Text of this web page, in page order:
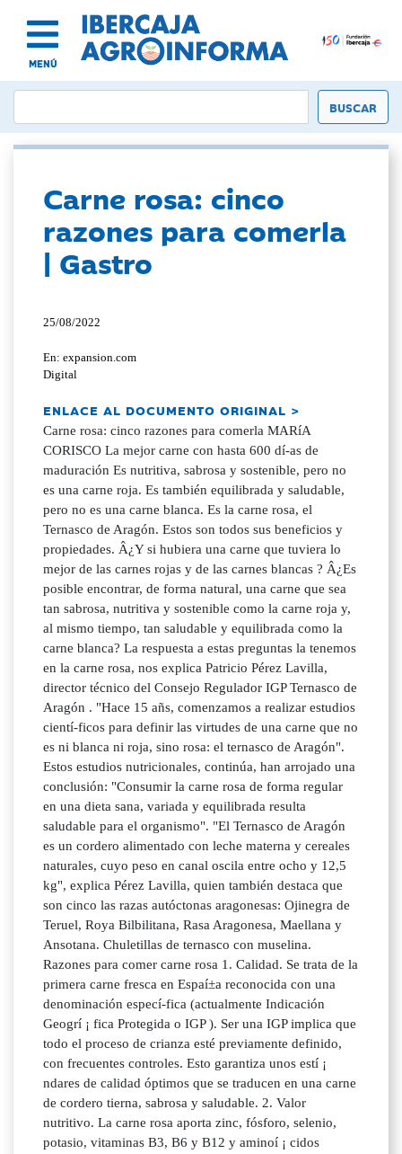
MENÚ
Carne rosa: cinco
razones para comerla
| Gastro
25/08/2022
En: expansion.com
Digital
ENLACE AL DOCUMENTO ORIGINAL >
Carne rosa: cinco razones para comerla MARíA
CORISCO La mejor carne con hasta 600 dí-as de
maduración Es nutritiva, sabrosa y sostenible, pero no
es una carne roja. Es también equilibrada y saludable,
pero no es una carne blanca. Es la carne rosa, el
Ternasco de Aragón. Estos son todos sus beneficios y
propiedades. Â¿Y si hubiera una carne que tuviera lo
mejor de las carnes rojas y de las carnes blancas ? Â¿Es
posible encontrar, de forma natural, una carne que sea
tan sabrosa, nutritiva y sostenible como la carne roja y,
al mismo tiempo, tan saludable y equilibrada como la
carne blanca? La respuesta a estas preguntas la tenemos
en la carne rosa, nos explica Patricio Pérez Lavilla,
director técnico del Consejo Regulador IGP Ternasco de
Aragón . "Hace 15 añs, comenzamos a realizar estudios
cientí-ficos para definir las virtudes de una carne que no
es ni blanca ni roja, sino rosa: el ternasco de Aragón".
Estos estudios nutricionales, continúa, han arrojado una
conclusión: "Consumir la carne rosa de forma regular
en una dieta sana, variada y equilibrada resulta
saludable para el organismo". "El Ternasco de Aragón
es un cordero alimentado con leche materna y cereales
naturales, cuyo peso en canal oscila entre ocho y 12,5
kg", explica Pérez Lavilla, quien también destaca que
son cinco las razas autóctonas aragonesas: Ojinegra de
Teruel, Roya Bilbilitana, Rasa Aragonesa, Maellana y
Ansotana. Chuletillas de ternasco con muselina.
Razones para comer carne rosa 1. Calidad. Se trata de la
primera carne fresca en Espaí±a reconocida con una
denominación especí-fica (actualmente Indicación
Geogrí ¡ fica Protegida o IGP ). Ser una IGP implica que
todo el proceso de crianza esté previamente definido,
con frecuentes controles. Esto garantiza unos estí ¡
ndares de calidad óptimos que se traducen en una carne
de cordero tierna, sabrosa y saludable. 2. Valor
nutritivo. La carne rosa aporta zinc, fósforo, selenio,
potasio, vitaminas B3, B6 y B12 y aminoí ¡ cidos